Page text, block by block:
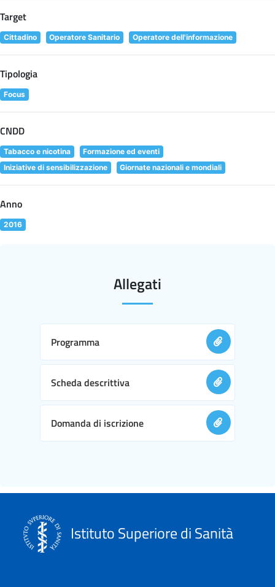
Target
Cittadino Operatore Sanitario Operatore dell'informazione
Tipologia
Focus
CNDD
Tabacco e nicotina
Formazione ed eventi
Iniziative di sensibilizzazione
Giornate nazionali e mondiali
Anno
2016
Allegati
Programma
Scheda descrittiva
Domanda di iscrizione
Istituto Superiore di Sanità